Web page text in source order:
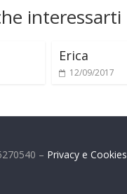
interessarti
Erica
12/09/2017
– Privacy e Cookies